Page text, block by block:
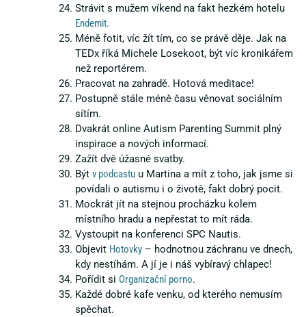
Strávit s mužem víkend na fakt hezkém hotelu
Endemit.
Méně fotit, víc žít tím, co se právě děje. Jak na
TEDx říká Michele Losekoot, být víc kronikářem
než reportérem.
Pracovat na zahradě. Hotová meditace!
Postupně stále méně času věnovat sociálním
sítím.
Dvakrát online Autism Parenting Summit plný
inspirace a nových informací.
Zažít dvě úžasné svatby.
Být v podcastu u Martina a mít z toho, jak jsme si
povídali o autismu i o životě, fakt dobrý pocit.
Mockrát jít na stejnou procházku kolem
místního hradu a nepřestat to mít ráda.
Vystoupit na konferenci SPC Nautis.
Objevit Hotovky – hodnotnou záchranu ve dnech,
kdy nestíhám. A jí je i náš vybíravý chlapec!
Pořídit si Organizační porno.
Každé dobré kafe venku, od kterého nemusím
spěchat.